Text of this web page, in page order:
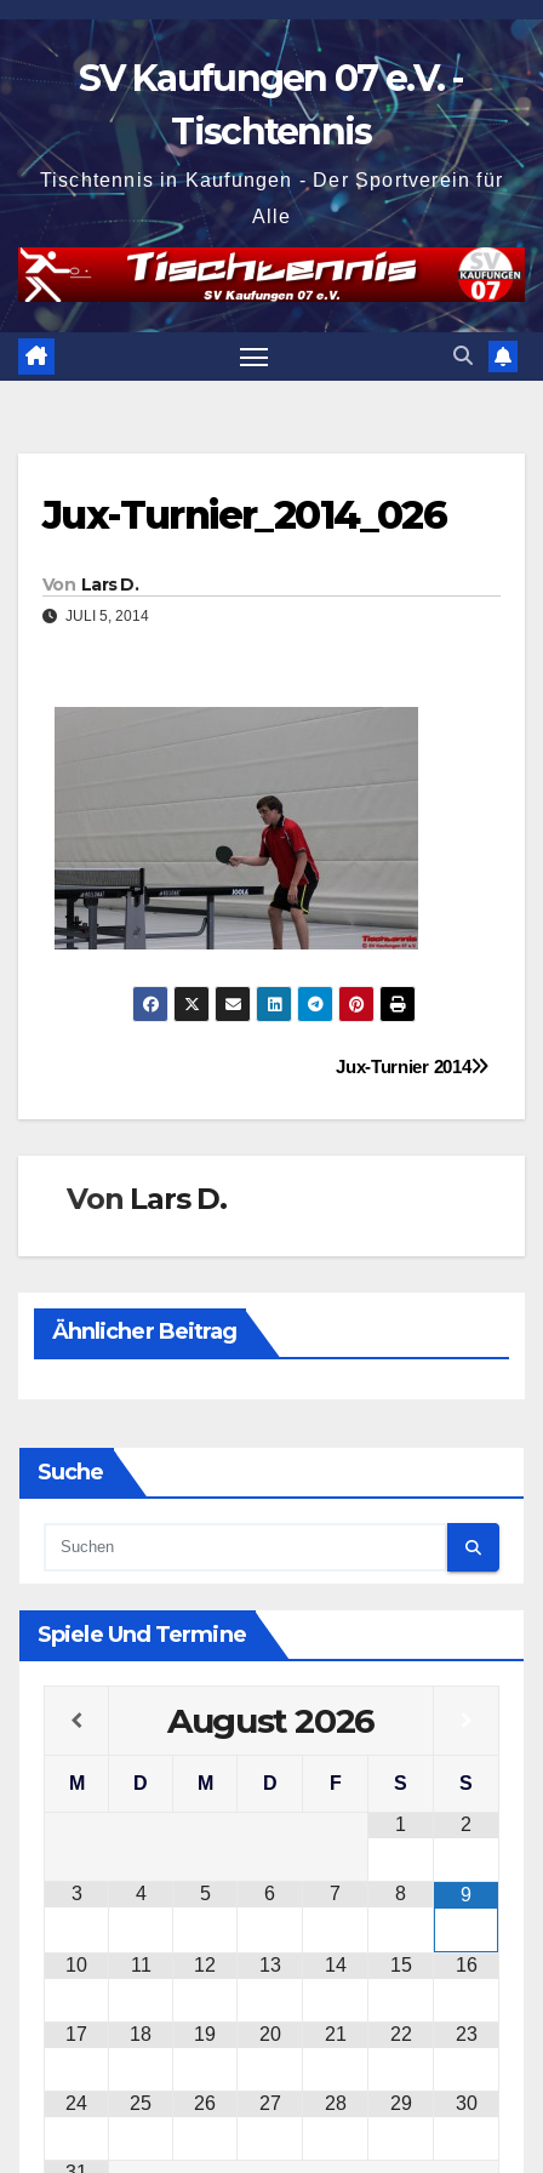
Zum
Inhalt
springen
SV Kaufungen 07 e.V. -
Tischtennis
Tischtennis in Kaufungen - Der Sportverein für
Alle
Jux-Turnier_2014_026
Von Lars D.
JULI 5, 2014
BeitragsnavigationJux-Turnier 2014
Von Lars D.
Ähnlicher Beitrag
Suche
Spiele Und Termine
August2026
M D M D F S
S
1
2
3 4 5 6 7 8 9
10 11 12 13 14 15 16
17 18 19 20 21 22 23
24 25 26 27 28 29 30